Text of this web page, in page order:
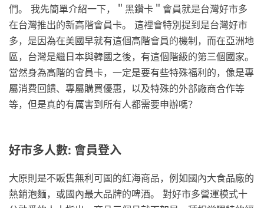
們。 我先簡單介紹一下，＂黑鑽卡＂會員就是台灣好市多
在台灣推出的新高階會員卡。 這裡會特別提到是台灣好市
多，是因為在美國早就有這個高階會員的機制，而在亞洲地
區，台灣是繼日本與韓國之後，有這個階級的第三個國家。
當然身為高階的會員卡，一定是要有些特殊福利的，像是專
屬消費回饋、專屬購買優惠，以及特殊的外部廠商合作等
等，但是真的有厲害到所有人都需要申辦嗎？
好市多人數: 會員登入
大原則是不販售無利可圖的紅海商品，例如國內大食品廠的
熱銷泡麵，或國內最大品牌的啤酒。 對好市多營運模式十